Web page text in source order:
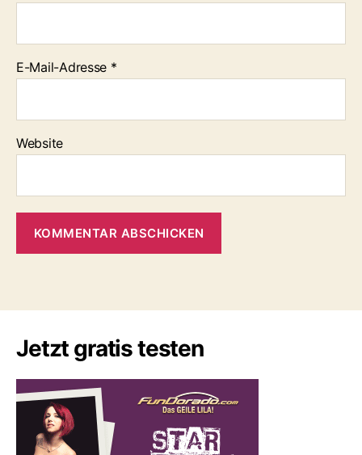
E-Mail-Adresse *
Website
Jetzt gratis testen